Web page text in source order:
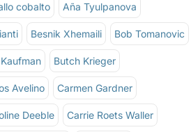
cobalto Aña Tyulpanova
Besnik Xhemaili Bob Tomanovic
Butch Krieger
Avelino Carmen Gardner
Deeble Carrie Roets Waller